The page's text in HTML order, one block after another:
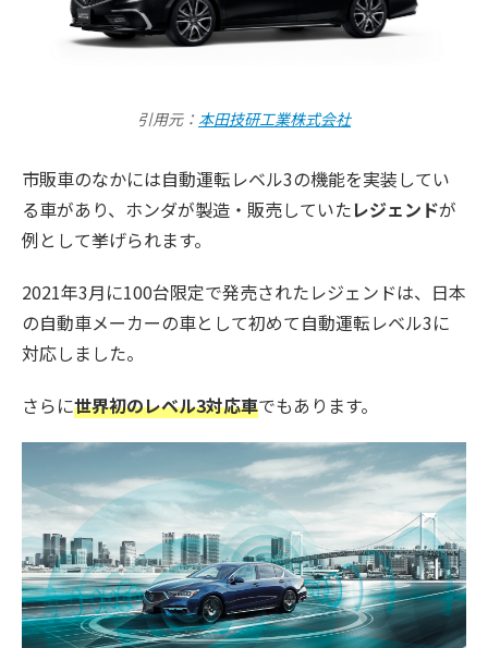
引用元： 本田技研工業株式会社
市販車のなかには自動運転レベル3の機能を実装してい
る車があり、ホンダが製造・販売していたレジェンドが
例として挙げられます。
2021年3月に100台限定で発売されたレジェンドは、日本
の自動車メーカーの車として初めて自動運転レベル3に
対応しました。
さらに世界初のレベル3対応車でもあります。